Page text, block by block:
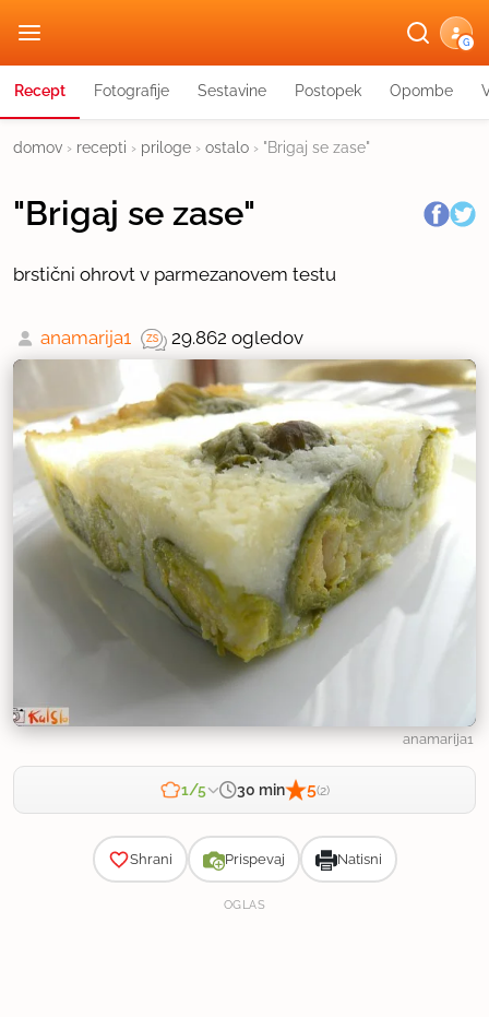
G
Recept Fotografije Sestavine Postopek Opombe
domov › recepti › priloge › ostalo › "Brigaj se zase"
"Brigaj se zase"
brstični ohrovt v parmezanovem testu
anamarija1 29.862 ogledov
anamarija1
1/5 30 min 5(2)
Shrani Prispevaj Natisni
OGLAS